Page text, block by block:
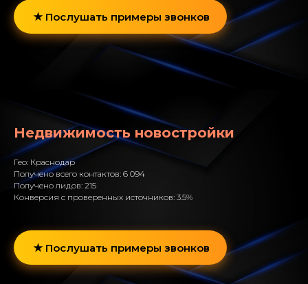
Послушать примеры звонков
Недвижимость новостройки
Гео: Краснодар
Получено всего контактов: 6 094
Получено лидов: 215
Конверсия с проверенных источников: 3.5%
Послушать примеры звонков